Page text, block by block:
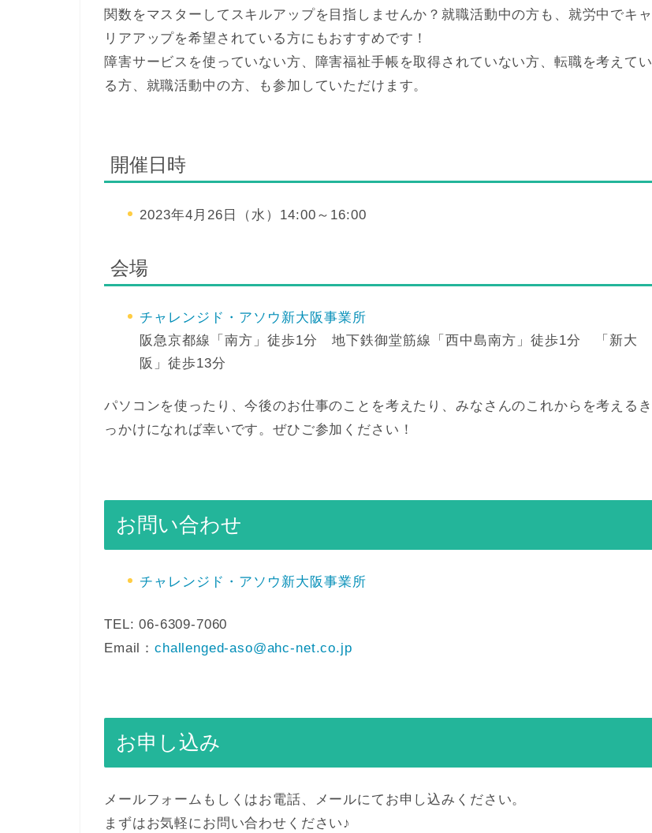
関数をマスターしてスキルアップを目指しませんか？就職活動中の方も、就労中でキャ
リアアップを希望されている方にもおすすめです！
障害サービスを使っていない方、障害福祉手帳を取得されていない方、転職を考えてい
る方、就職活動中の方、も参加していただけます。
開催日時
2023年4月26日（水）14:00～16:00
会場
チャレンジド・アソウ新大阪事業所
阪急京都線「南方」徒歩1分 地下鉄御堂筋線「西中島南方」徒歩1分 「新大
阪」徒歩13分
パソコンを使ったり、今後のお仕事のことを考えたり、みなさんのこれからを考えるき
っかけになれば幸いです。ぜひご参加ください！
お問い合わせ
チャレンジド・アソウ新大阪事業所
TEL: 06-6309-7060
Email：challenged-aso@ahc-net.co.jp
お申し込み
メールフォームもしくはお電話、メールにてお申し込みください。
まずはお気軽にお問い合わせください♪